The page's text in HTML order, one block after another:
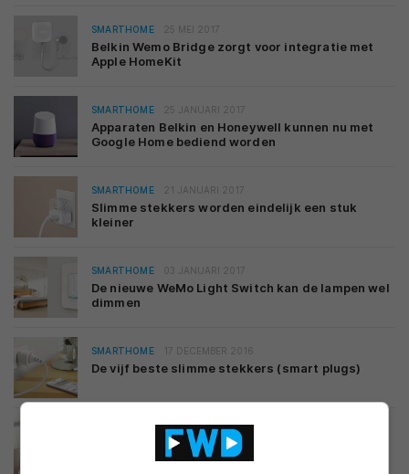
SMARTHOME 25 MEI 2017
Belkin Wemo Bridge zorgt voor integratie met
Apple HomeKit
SMARTHOME 25 JANUARI 2017
Apparaten Belkin en Honeywell kunnen nu met
Google Home bediend worden
SMARTHOME 21 JANUARI 2017
Slimme stekkers worden eindelijk een stuk
kleiner
SMARTHOME 03 JANUARI 2017
De nieuwe WeMo Light Switch kan de lampen wel
dimmen
SMARTHOME 17 DECEMBER 2016
De vijf beste slimme stekkers (smart plugs)
16 NOVEMBER 2016
Slimme verlichting of lampen kopen: alles dat je
moet weten